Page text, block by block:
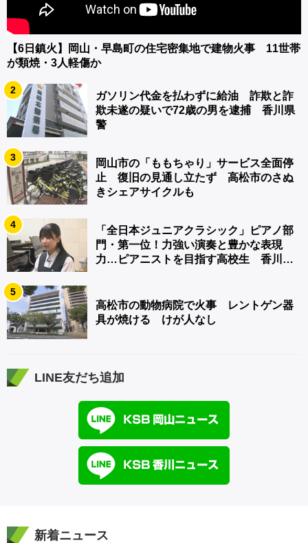
【6日鎮火】岡山・早島町の住宅密集地で建物火事 11世帯
が類焼・3人軽傷か
2
ガソリン代金を払わずに給油 詐欺と詐
欺未遂の疑いで72歳の男を逮捕 香川県
警
3
岡山市の「ももちゃり」サービス全面停
止 復旧の見通し立たず 高松市のさぬ
きシェアサイクルも
4
「全日本ジュニアクラシック」ピアノ部
門・第一位！力強い演奏と豊かな表現
力…ピアニストを目指す高校生 香川
5
高松市の動物病院で火事 レントゲン器
具が焼ける けが人なし
LINE友だち追加
新着ニュース